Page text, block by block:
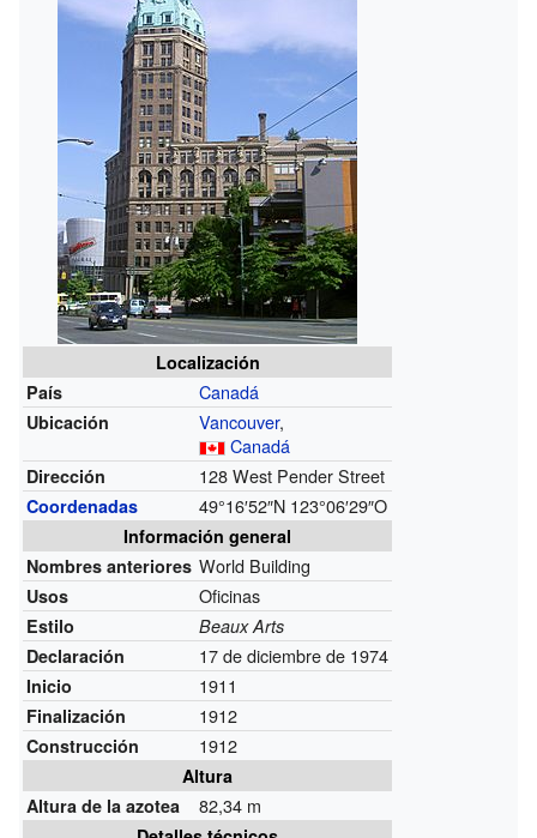
Localización
País
Canadá
Ubicación Vancouver,
Canadá
Dirección 128 West Pender Street
Coordenadas 49°16′52″N 123°06′29″O
Información general
Nombres anteriores World Building
Usos Oficinas
Estilo
Beaux Arts
Declaración
17 de diciembre de 1974
Inicio 1911
Finalización 1912
Construcción 1912
Altura
Altura de la azotea
82,34 m